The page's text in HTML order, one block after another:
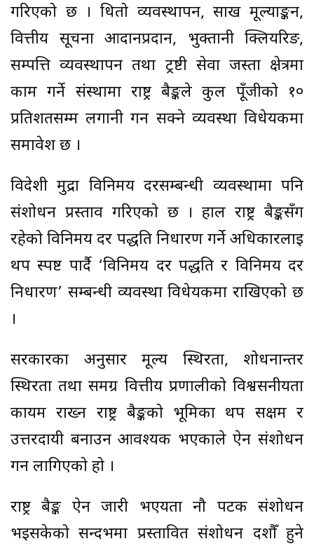
गरिएको छ । धितो व्यवस्थापन, साख मूल्याङ्कन,
वित्तीय सूचना आदानप्रदान, भुक्तानी क्लियरिङ,
सम्पत्ति व्यवस्थापन तथा ट्रष्टी सेवा जस्ता क्षेत्रमा
काम गर्ने संस्थामा राष्ट्र बैङ्कले कुल पूँजीको १०
प्रतिशतसम्म लगानी गर्न सक्ने व्यवस्था विधेयकमा
समावेश छ ।
विदेशी मुद्रा विनिमय दरसम्बन्धी व्यवस्थामा पनि
संशोधन प्रस्ताव गरिएको छ । हाल राष्ट्र बैङ्कसँग
रहेको विनिमय दर पद्धति निर्धारण गर्ने अधिकारलाई
थप स्पष्ट पार्दै ‘विनिमय दर पद्धति र विनिमय दर
निर्धारण’ सम्बन्धी व्यवस्था विधेयकमा राखिएको छ
।
सरकारका अनुसार मूल्य स्थिरता, शोधनान्तर
स्थिरता तथा समग्र वित्तीय प्रणालीको विश्वसनीयता
कायम राख्न राष्ट्र बैङ्कको भूमिका थप सक्षम र
उत्तरदायी बनाउन आवश्यक भएकाले ऐन संशोधन
गर्न लागिएको हो ।
राष्ट्र बैङ्क ऐन जारी भएयता नौ पटक संशोधन
भइसकेको सन्दर्भमा प्रस्तावित संशोधन दशौँ हुने